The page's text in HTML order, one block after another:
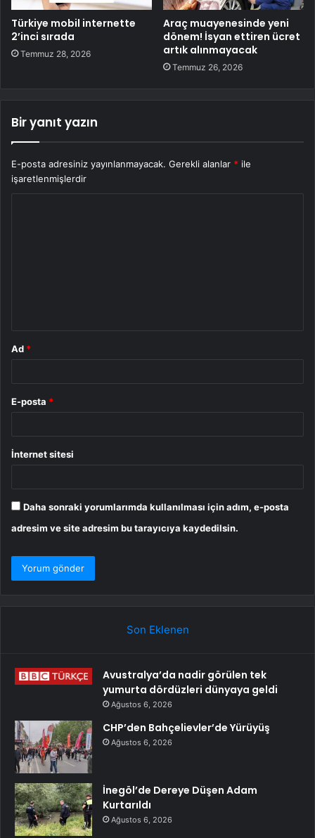
Türkiye mobil internette
2’inci sırada
Temmuz 28, 2026
Araç muayenesinde yeni
dönem! İsyan ettiren ücret
artık alınmayacak
Temmuz 26, 2026
Bir yanıt yazın
E-posta adresiniz yayınlanmayacak. Gerekli alanlar * ile
işaretlenmişlerdir
Ad *
E-posta *
İnternet sitesi
Daha sonraki yorumlarımda kullanılması için adım, e-posta
adresim ve site adresim bu tarayıcıya kaydedilsin.
Son Eklenen
Avustralya’da nadir görülen tek
yumurta dördüzleri dünyaya geldi
Ağustos 6, 2026
CHP’den Bahçelievler’de Yürüyüş
Ağustos 6, 2026
İnegöl’de Dereye Düşen Adam
Kurtarıldı
Ağustos 6, 2026